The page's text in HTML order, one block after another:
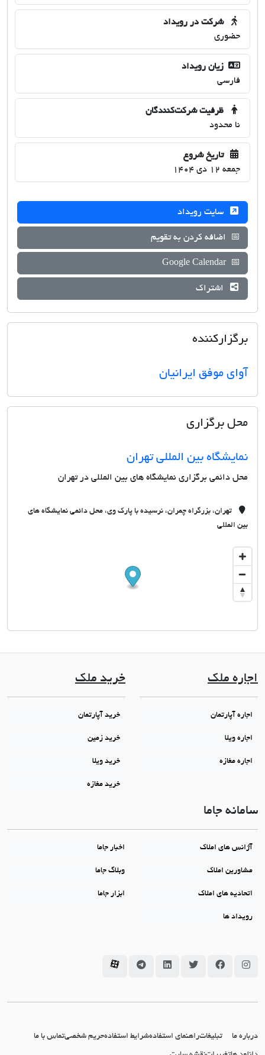
شرکت در رویداد
حضوری
زیان رویداد
فارسی
ظرفیت شرکت‌کنندگان
نا محدود
تاریخ شروع
جمعه 12 دی 1404
سایت رویداد
📅 اضافه کردن به تقویم
📅
Google Calendar
اشتراک
برگزارکننده
آوای موفق ایرانیان
محل برگزاری
نمایشگاه بین المللی تهران
محل دائمی برگزاری نمایشگاه های بین المللی در تهران
تهران، بزرگراه چمران، نرسیده با پارک وی، محل دائمی نمایشگاه های
بین المللی
اجاره ملک
اجاره آپارتمان
اجاره ویلا
اجاره مغازه
خرید ملک
خرید آپارتمان
خرید زمین
خرید ویلا
خرید مغازه
سامانه جاما
آژانس های املاک اخبار جاما
مشاورین املاک وبلاگ جاما
اتحادیه های املاک ابزار جاما
رویداد ها
سامانه جاما در اینستاگرام
سامانه جاما در فیسبوک
سامانه جاما در توئیتر
سامانه جاما در لینکداین
سامانه جاما در تلگرام
سامانه جاما در آپارات
درباره ما تبلیغاتراهنمای استفادهشرایط استفادهحریم شخصیتماس با ما